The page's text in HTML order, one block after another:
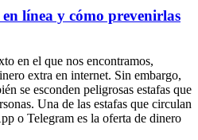
línea y cómo prevenirlas
en el que nos encontramos,
extra en internet. Sin embargo,
se esconden peligrosas estafas que
Una de las estafas que circulan
o Telegram es la oferta de dinero